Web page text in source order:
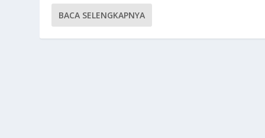
BACA SELENGKAPNYA